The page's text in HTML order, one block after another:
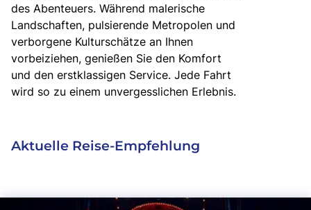
des Abenteuers. Während malerische
Landschaften, pulsierende Metropolen und
verborgene Kulturschätze an Ihnen
vorbeiziehen, genießen Sie den Komfort
und den erstklassigen Service. Jede Fahrt
wird so zu einem unvergesslichen Erlebnis.
Aktuelle Reise-Empfehlung